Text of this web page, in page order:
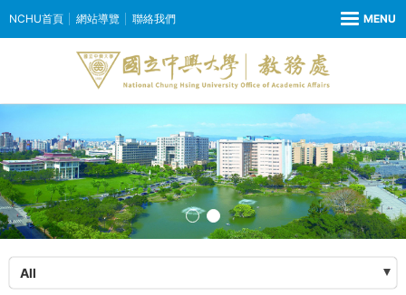
NCHU首頁 網站導覽 聯絡我們
All